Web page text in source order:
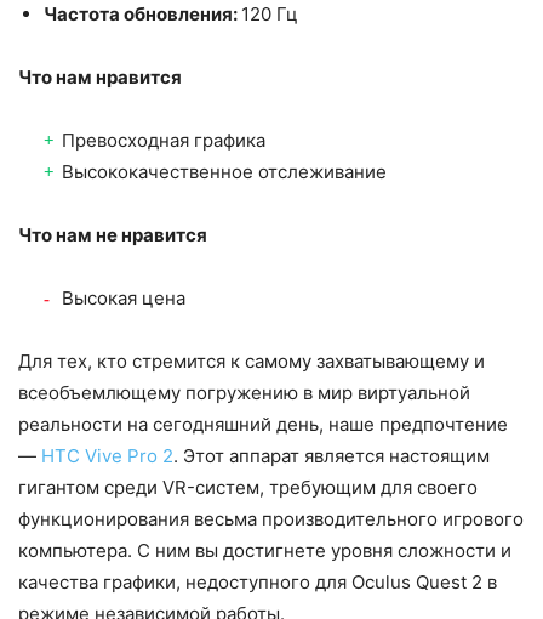
Частота обновления: 120 Гц
Что нам нравится
Превосходная графика
Высококачественное отслеживание
Что нам не нравится
Высокая цена
Для тех, кто стремится к самому захватывающему и
всеобъемлющему погружению в мир виртуальной
реальности на сегодняшний день, наше предпочтение
— HTC Vive Pro 2. Этот аппарат является настоящим
гигантом среди VR-систем, требующим для своего
функционирования весьма производительного игрового
компьютера. С ним вы достигнете уровня сложности и
качества графики, недоступного для Oculus Quest 2 в
режиме независимой работы.